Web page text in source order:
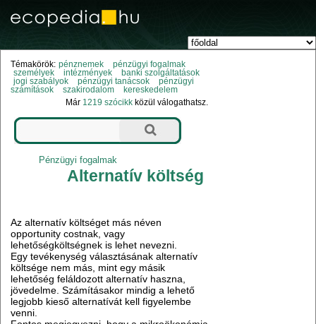
Témakörök: pénznemek
pénzügyi fogalmak
személyek
intézmények
banki szolgáltatások
jogi szabályok
pénzügyi tanácsok
pénzügyi
számítások
szakirodalom
kereskedelem
Már 1219 szócikk közül válogathatsz.
Pénzügyi fogalmak
Alternatív költség
Az alternatív költséget más néven
opportunity costnak, vagy
lehetőségköltségnek is lehet nevezni.
Egy tevékenység választásának alternatív
költsége nem más, mint egy másik
lehetőség feláldozott alternatív haszna,
jövedelme. Számításakor mindig a lehető
legjobb kieső alternatívát kell figyelembe
venni.